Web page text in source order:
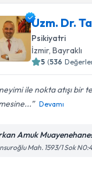
Uzm. Dr.
Psikiyatri
İzmir, Bayraklı
5 (536
ile nokta atışı bir
Devamı
Amuk
Mah. 1593/1 Sok